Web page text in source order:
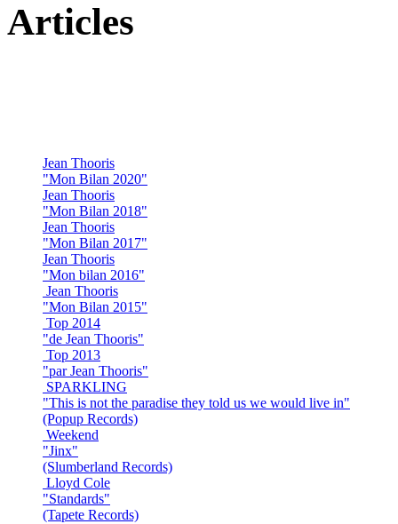
Articles
Jean Thooris
"Mon Bilan 2020"
Jean Thooris
"Mon Bilan 2018"
Jean Thooris
"Mon Bilan 2017"
Jean Thooris
"Mon bilan 2016"
Jean Thooris
"Mon Bilan 2015"
Top 2014
"de Jean Thooris"
Top 2013
"par Jean Thooris"
SPARKLING
"This is not the paradise they told us we would live in"
(Popup Records)
Weekend
"Jinx"
(Slumberland Records)
Lloyd Cole
"Standards"
(Tapete Records)